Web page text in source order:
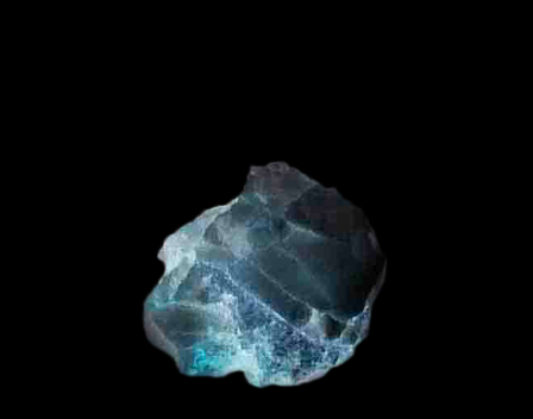
Formation
Événements
1% œuvres dans
public